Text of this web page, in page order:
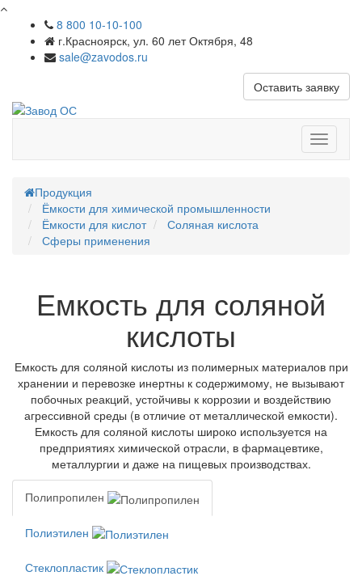
8 800 10-10-100
г.Красноярск, ул. 60 лет Октября, 48
sale@zavodos.ru
Оставить заявку
меню
Продукция
Ёмкости для химической промышленности
Ёмкости для кислот
Соляная кислота
Сферы применения
Емкость для соляной
кислоты
Емкость для соляной кислоты из полимерных материалов при
хранении и перевозке инертны к содержимому, не вызывают
побочных реакций, устойчивы к коррозии и воздействию
агрессивной среды (в отличие от металлической емкости).
Емкость для соляной кислоты широко используется на
предприятиях химической отрасли, в фармацевтике,
металлургии и даже на пищевых производствах.
Полипропилен
Полиэтилен
Стеклопластик